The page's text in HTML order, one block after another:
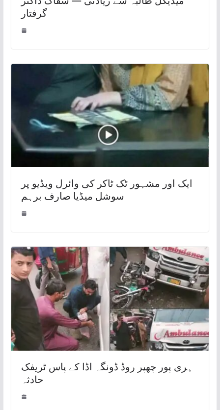
گرفتار
ایک اور مشہور ٹک ٹاکر کی وائرل ویڈیو پر
سوشل میڈیا صارف برہم
ہری پور چھپر روڈ ڈونگہ اڈا کے پاس ٹریفک
حادثہ